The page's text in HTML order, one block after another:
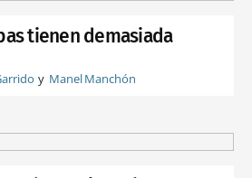
tienen demasiada
Manel Manchón